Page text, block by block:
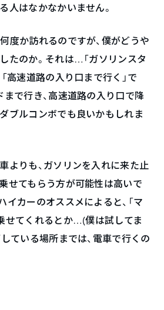
人はなかなかいません。
度か訪れるのですが、僕がどうや
たのか。それは…「ガソリンスタ
高速道路の入り口まで行く」で
まで行き、高速道路の入り口で降
ブルコンボでも良いかもしれま
よりも、ガソリンを入れに来た止
せてもらう方が可能性は高いで
イカーのオススメによると、「マ
せてくれるとか…(僕は試してま
ている場所までは、電車で行くの